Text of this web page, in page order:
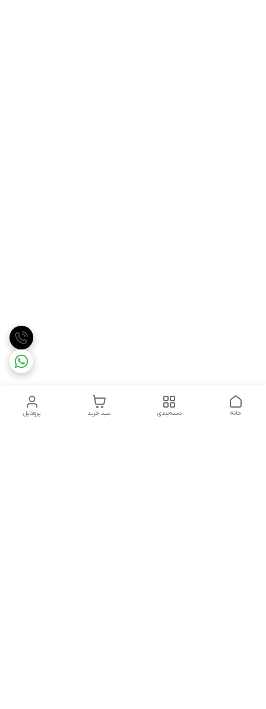
پروفایل سبد خرید دسته‌بندی خانه